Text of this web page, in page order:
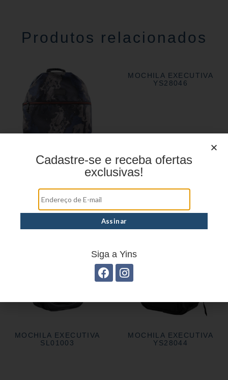
Produtos relacionados
YS29080
MOCHILA EXECUTIVA
YS28046
MOCHILA EXECUTIVA
SL01003
MOCHILA EXECUTIVA
YS28044
Cadastre-se e receba ofertas
exclusivas!
Siga a Yins